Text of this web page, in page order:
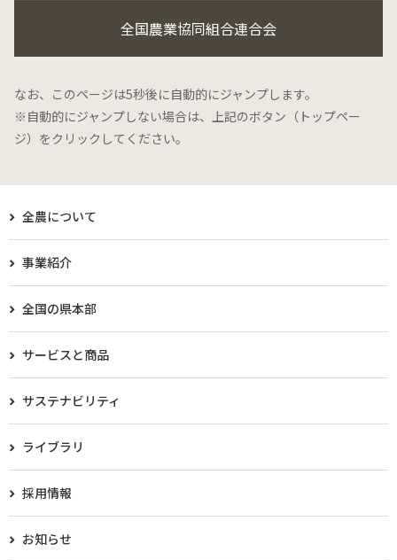
全国農業協同組合連合会
なお、このページは5秒後に自動的にジャンプします。
※自動的にジャンプしない場合は、上記のボタン（トップペー
ジ）をクリックしてください。
全農について
事業紹介
全国の県本部
サービスと商品
サステナビリティ
ライブラリ
採用情報
お知らせ